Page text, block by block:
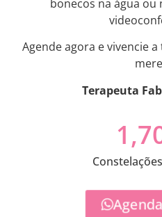
bonecos na água ou
Agende agora e vivencie
Terapeuta